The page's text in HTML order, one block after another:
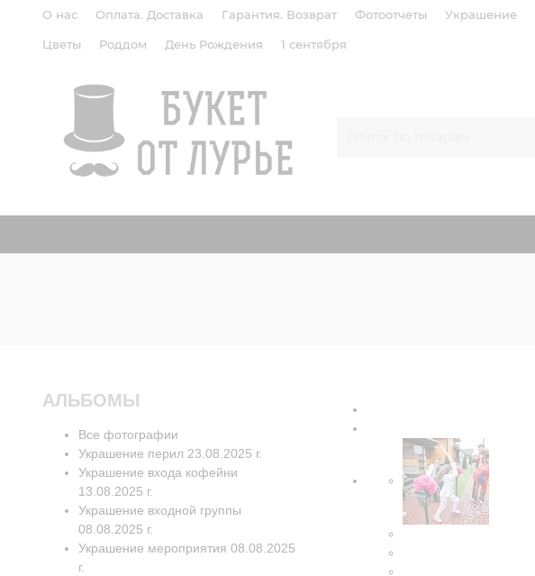
О нас Оплата. Доставка Гарантия. Возврат Фотоотчеты Украшение
Цветы Роддом День Рождения 1 сентября
АЛЬБОМЫ
Все фотографии
Украшение перил 23.08.2025 г.
Украшение входа кофейни
13.08.2025 г.
Украшение входной группы
08.08.2025 г.
Украшение мероприятия 08.08.2025
г.